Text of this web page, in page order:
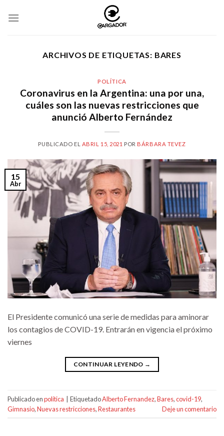
ARCHIVOS DE ETIQUETAS: BARES
POLÍTICA
Coronavirus en la Argentina: una por una,
cuáles son las nuevas restricciones que
anunció Alberto Fernández
PUBLICADO EL ABRIL 15, 2021 POR BÁRBARA TEVEZ
15
Abr
El Presidente comunicó una serie de medidas para aminorar
los contagios de COVID-19. Entrarán en vigencia el próximo
viernes
CONTINUAR LEYENDO →
Publicado enpolítica EtiquetadoAlberto Fernandez,Bares,covid-19,
Gimnasio,Nuevas restricciones,Restaurantes Deje un comentario